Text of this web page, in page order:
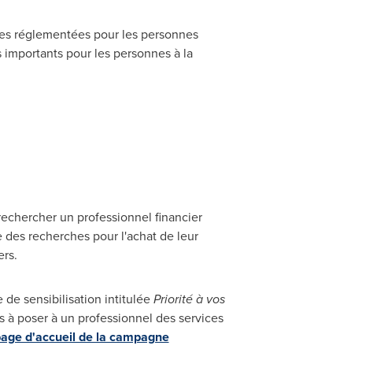
réglementées pour les personnes
pour les personnes à la
un professionnel financier
recherches pour l'achat de leur
de sensibilisation intituléePriorité à vos
poser à un professionnel des services
d'accueil de la campagne